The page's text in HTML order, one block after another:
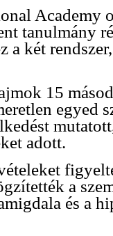
Academy
tanulmány
két
15
egyed
adott.
a
és a